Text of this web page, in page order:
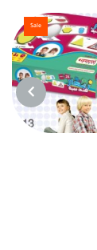
Sale
NEXT